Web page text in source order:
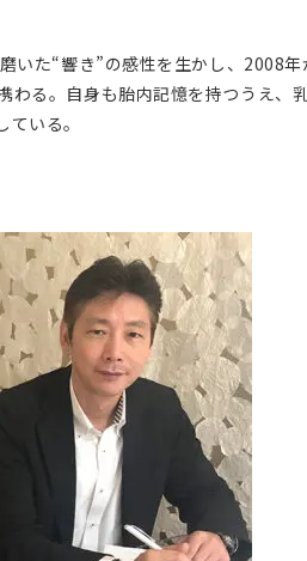
た“響き”の感性を生かし、2008
る。自身も胎内記憶を持つうえ
いる。